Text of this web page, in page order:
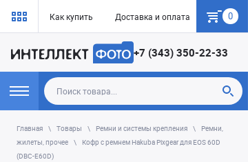
Как купить Доставка и оплата Гарантия
0
+7 (343) 350-22-33
Главная Товары Ремни и системы крепления
Ремни,
жилеты, прочее
Кофр с ремнем Hakuba Pixgear для EOS 60D
(DBC-E60D)